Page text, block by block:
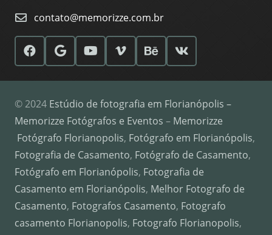
contato@memorizze.com.br
© 2024 Estúdio de fotografia em Florianópolis –
Memorizze Fotógrafos e Eventos – Memorizze
Fotógrafo Florianopolis, Fotógrafo em Florianópolis,
Fotografia de Casamento, Fotógrafo de Casamento,
Fotógrafo em Florianópolis, Fotografia de
Casamento em Florianópolis, Melhor Fotografo de
Casamento, Fotografos Casamento, Fotografo
casamento Florianopolis, Fotografo Florianopolis,